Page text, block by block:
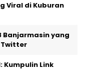
Viral di Kuburan
Banjarmasin yang
Twitter
Kumpulin Link